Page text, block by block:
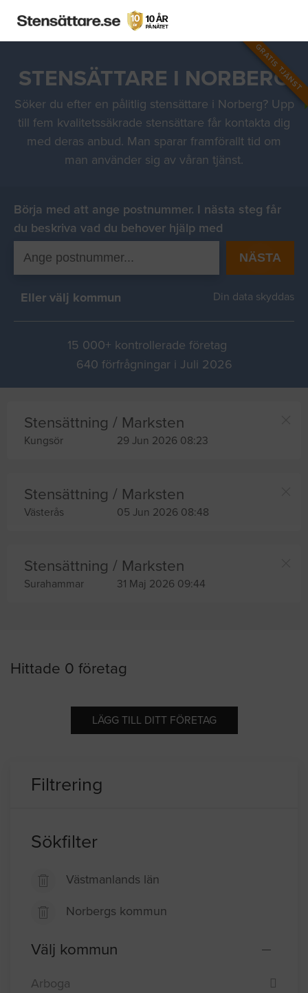
GRATIS TJÄNST
STENSÄTTARE I NORBERG
Söker du efter en pålitlig stensättare i Norberg? Upp
till fem kvalitetssäkrade stensättare får kontakta dig
med deras anbud. Man sparar framförallt tid om
man använder sig av våran tjänst.
Börja med att ange postnummer. I nästa steg får
du beskriva vad du behover hjälp med
NÄSTA
Eller välj kommun Din data skyddas
15 000+ kontrollerade företag
640 förfrågningar i Juli 2026
Stensättning / Marksten
Kungsör 29 Jun 2026 08:23
Stensättning / Marksten
Västerås 05 Jun 2026 08:48
Stensättning / Marksten
Surahammar 31 Maj 2026 09:44
Hittade 0 företag
LÄGG TILL DITT FÖRETAG
Filtrering
Sökfilter
Västmanlands län
Norbergs kommun
Välj kommun
Arboga